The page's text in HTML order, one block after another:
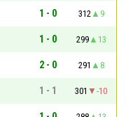
1 - 0 312
9
1 - 0 299
13
2 - 0 291
8
1 - 1 301
-10